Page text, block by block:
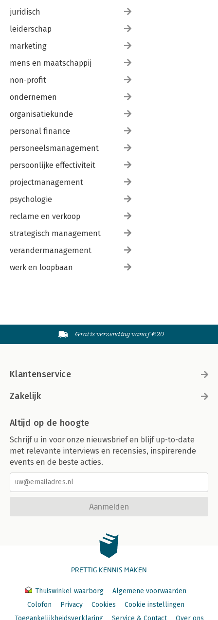
juridisch
leiderschap
marketing
mens en maatschappij
non-profit
ondernemen
organisatiekunde
personal finance
personeelsmanagement
persoonlijke effectiviteit
projectmanagement
psychologie
reclame en verkoop
strategisch management
verandermanagement
werk en loopbaan
Gratis verzending vanaf €20
Klantenservice
Zakelijk
Altijd op de hoogte
Schrijf u in voor onze nieuwsbrief en blijf up-to-date
met relevante interviews en recensies, inspirerende
events en de beste acties.
Aanmelden
PRETTIG KENNIS MAKEN
Thuiswinkel waarborg
Algemene voorwaarden
Colofon
Privacy Cookies
Cookie instellingen
Toegankelijkheidsverklaring
Service & Contact Over ons